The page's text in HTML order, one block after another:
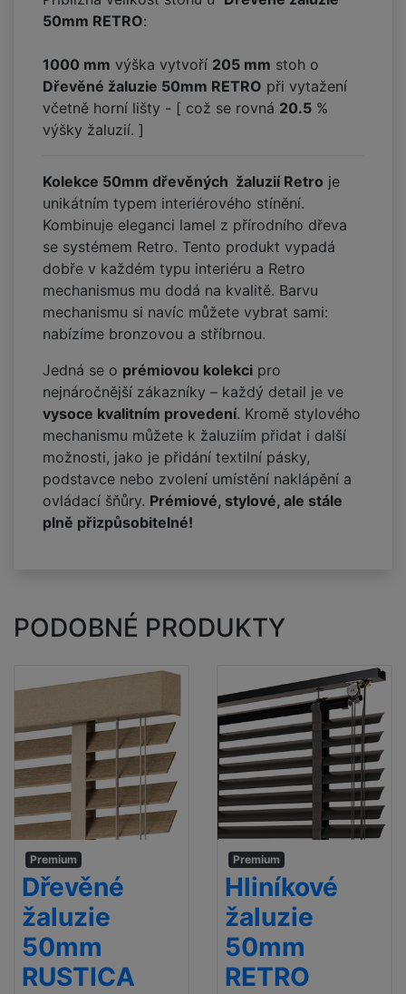
50mm RETRO:
1000 mm výška vytvoří 205 mm stoh o
Dřevěné žaluzie 50mm RETRO při vytažení
včetně horní lišty - [ což se rovná 20.5 %
výšky žaluzií. ]
Kolekce 50mm dřevěných žaluzií Retro je
unikátním typem interiérového stínění.
Kombinuje eleganci lamel z přírodního dřeva
se systémem Retro. Tento produkt vypadá
dobře v každém typu interiéru a Retro
mechanismus mu dodá na kvalitě. Barvu
mechanismu si navíc můžete vybrat sami:
nabízíme bronzovou a stříbrnou.
Jedná se o prémiovou kolekci pro
nejnáročnější zákazníky – každý detail je ve
vysoce kvalitním provedení. Kromě stylového
mechanismu můžete k žaluziím přidat i další
možnosti, jako je přidání textilní pásky,
podstavce nebo zvolení umístění naklápění a
ovládací šňůry. Prémiové, stylové, ale stále
plně přizpůsobitelné!
PODOBNÉ PRODUKTY
Premium
Dřevěné
žaluzie
50mm
RUSTICA
Premium
Hliníkové
žaluzie
50mm
RETRO